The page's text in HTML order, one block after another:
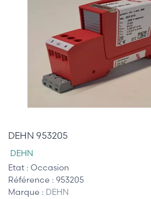
DEHN 953205
DEHN
Etat : Occasion
Référence : 953205
Marque : DEHN